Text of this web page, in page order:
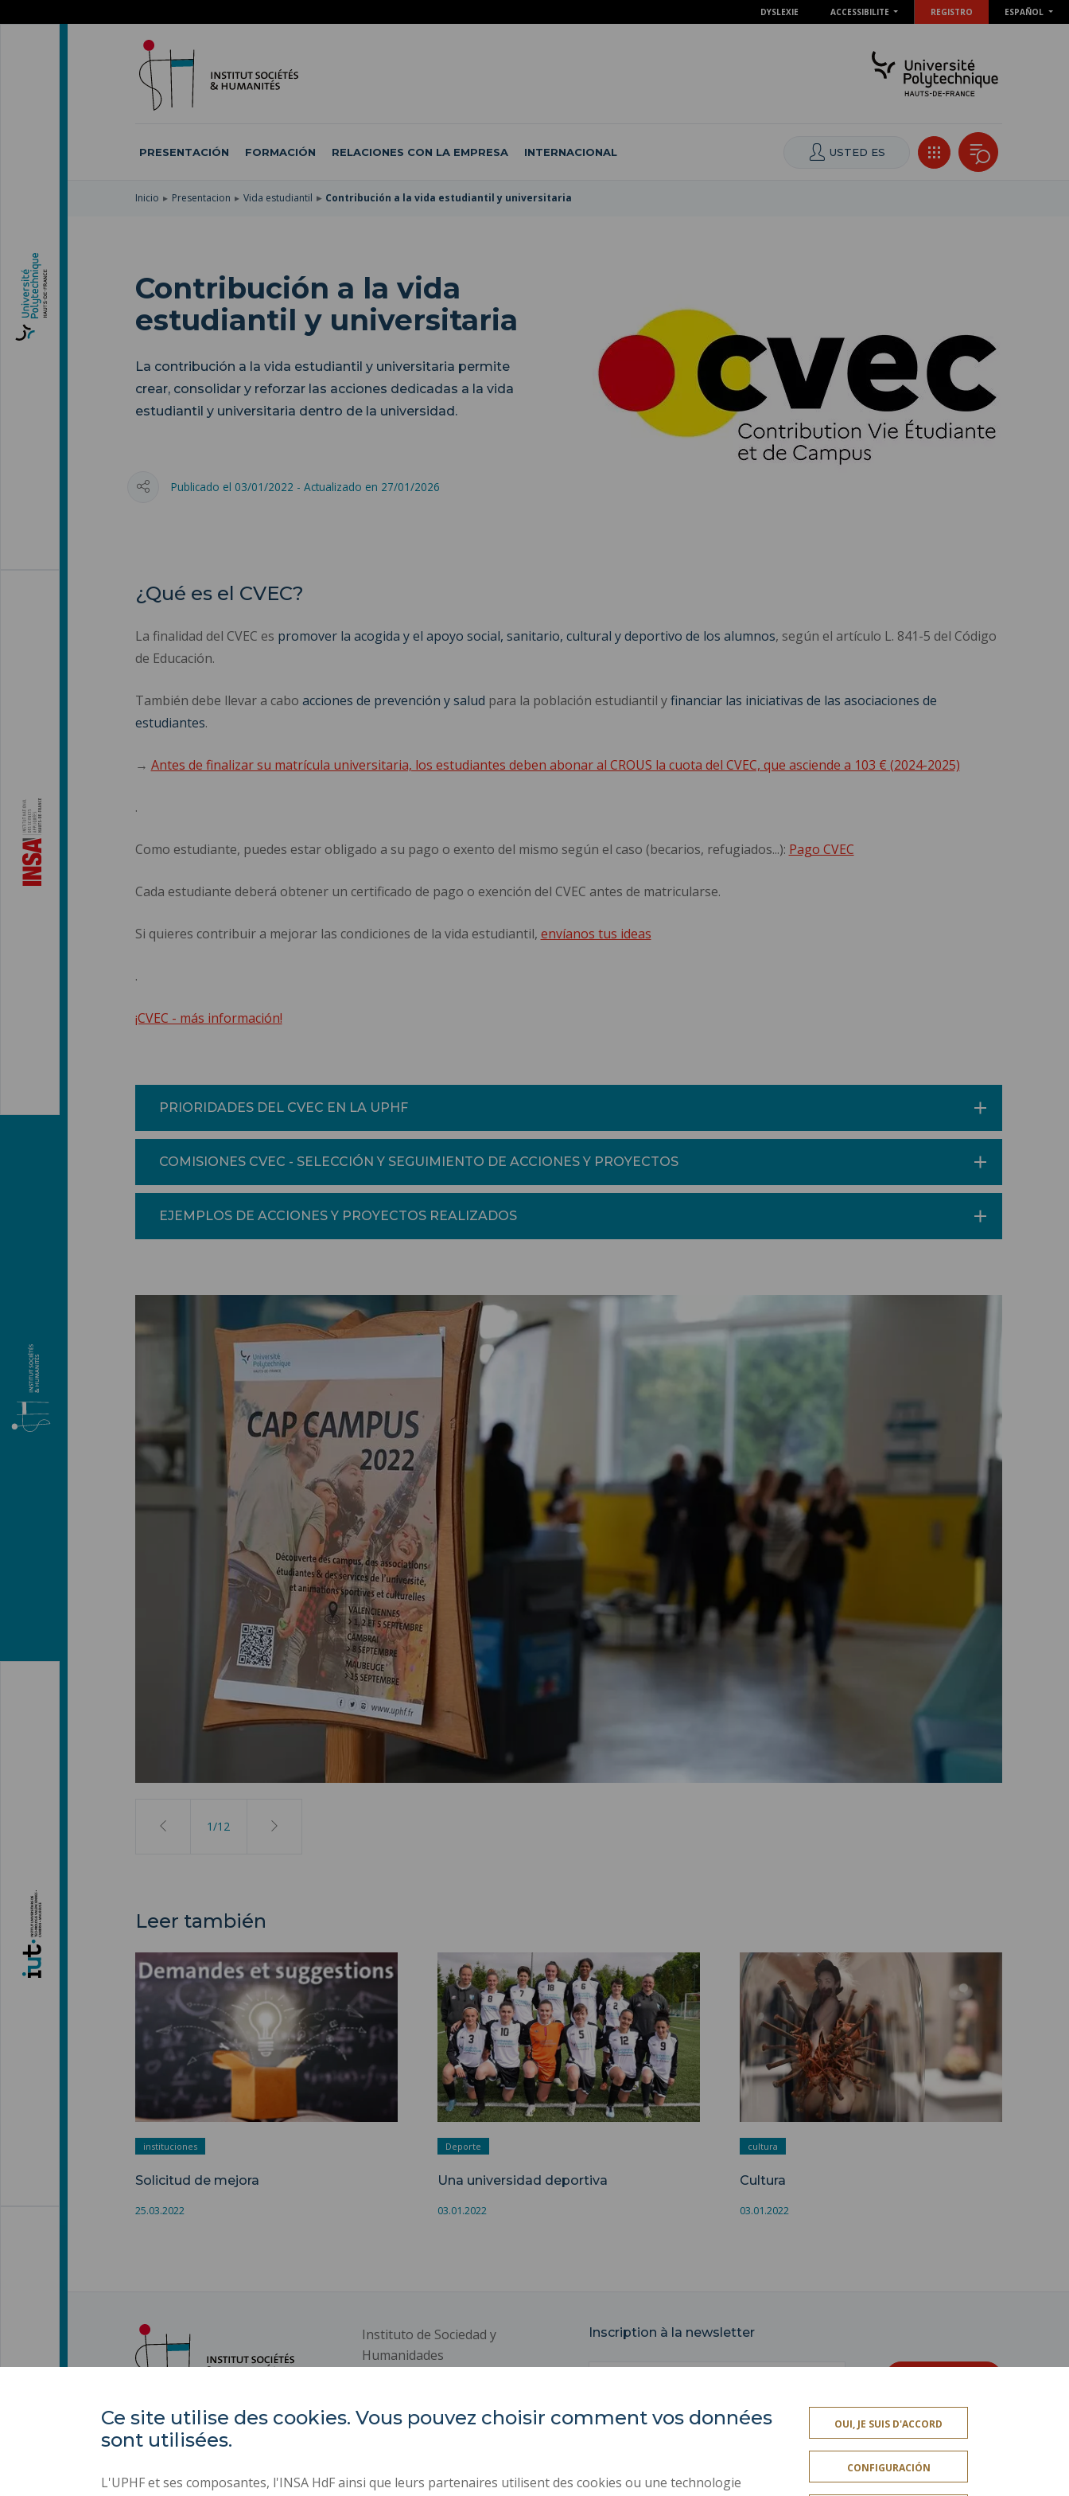
DYSLEXIE ACCESSIBILITE REGISTRO ESPAÑOL
PRESENTACIÓN FORMACIÓN RELACIONES CON LA EMPRESA INTERNACIONAL USTED ES
Inicio Presentacion Vida estudiantil Contribución a la vida estudiantil y universitaria
Contribución a la vida
estudiantil y universitaria
La contribución a la vida estudiantil y universitaria permite
crear, consolidar y reforzar las acciones dedicadas a la vida
estudiantil y universitaria dentro de la universidad.
Publicado el 03/01/2022 - Actualizado en 27/01/2026
¿Qué es el CVEC?
La finalidad del CVEC es promover la acogida y el apoyo social, sanitario, cultural y deportivo de los alumnos, según el artículo L. 841-5 del Código
de Educación.
También debe llevar a cabo acciones de prevención y salud para la población estudiantil yfinanciar las iniciativas de las asociaciones de
estudiantes.
→ Antes de finalizar su matrícula universitaria, los estudiantes deben abonar al CROUS la cuota del CVEC, que asciende a 103 € (2024-2025)
.
Como estudiante, puedes estar obligado a su pago o exento del mismo según el caso (becarios, refugiados...): Pago CVEC
Cada estudiante deberá obtener un certificado de pago o exención del CVEC antes de matricularse.
Si quieres contribuir a mejorar las condiciones de la vida estudiantil, envíanos tus ideas
.
¡CVEC - más información!
PRIORIDADES DEL CVEC EN LA UPHF
COMISIONES CVEC - SELECCIÓN Y SEGUIMIENTO DE ACCIONES Y PROYECTOS
EJEMPLOS DE ACCIONES Y PROYECTOS REALIZADOS
2/12
Leer también
Solicitud de mejora ">
instituciones
Solicitud de mejora
25.03.2022
Una universidad deportiva ">
Deporte
Una universidad deportiva
03.01.2022
Cultura ">
cultura
Cultura
03.01.2022
Instituto de Sociedad y
Humanidades
Cedex 9
Inscription à la newsletter
INFORMACIÓN LEGAL
Ce site utilise des cookies. Vous pouvez choisir comment vos données
sont utilisées.
L'UPHF et ses composantes, l'INSA HdF ainsi que leurs partenaires utilisent des cookies ou une technologie
OUI, JE SUIS D'ACCORD
CONFIGURACIÓN